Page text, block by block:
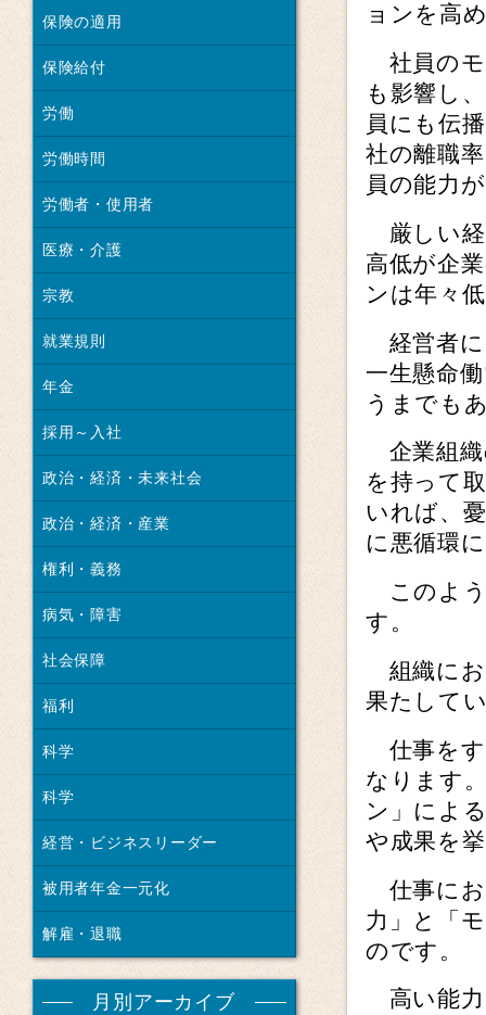
ョンを高
社員のモ
も影響し
員にも伝
社の離職
員の能力
厳しい経
高低が企
ンは年々
経営者に
一生懸命
うまでも
企業組織
を持って
いれば、
に悪循環
このよう
す。
組織にお
果たして
仕事をす
なります
ン」によ
や成果を
仕事にお
力」と「
のです。
高い能力
保険の適用
保険給付
労働
労働時間
労働者・使用者
医療・介護
宗教
就業規則
年金
採用～入社
政治・経済・未来社会
政治・経済・産業
権利・義務
病気・障害
社会保障
福利
科学
科学
経営・ビジネスリーダー
被用者年金一元化
解雇・退職
月別アーカイブ